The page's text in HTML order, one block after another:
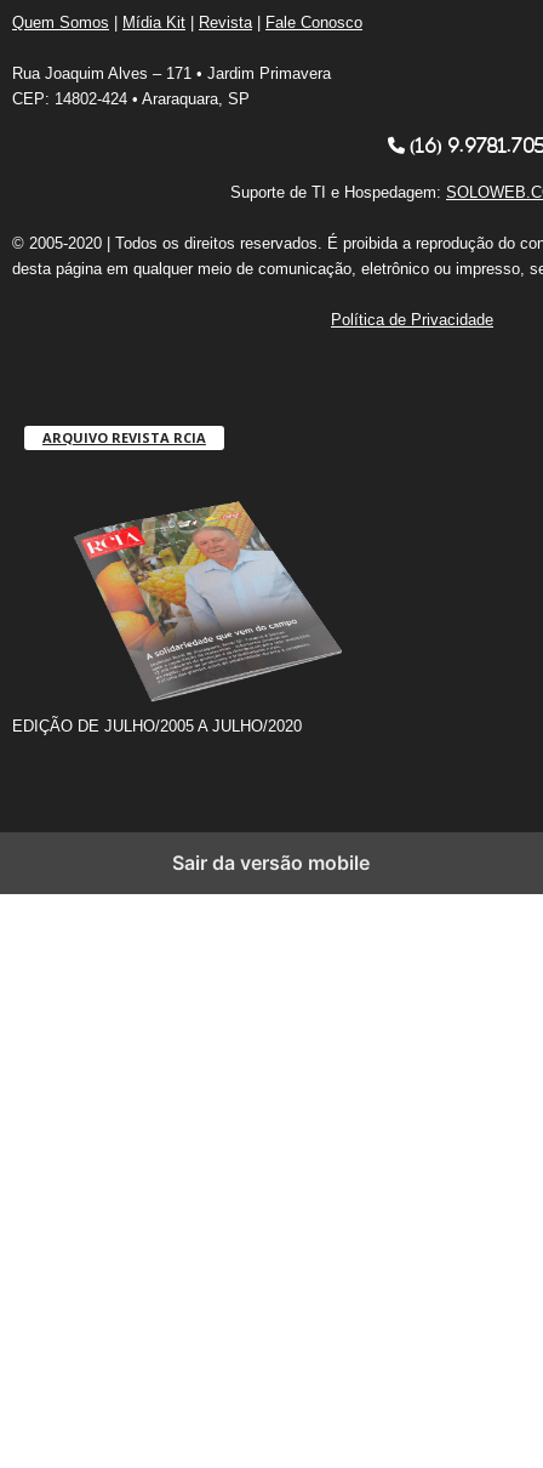
Quem Somos | Mídia Kit | Revista | Fale Conosco
Rua Joaquim Alves – 171 • Jardim Primavera
CEP: 14802-424 • Araraquara, SP
(16)
Suporte de TI e Hospedagem:
© 2005-2020 | Todos os direitos reservados. É proibida a reprodução do
desta página em qualquer meio de comunicação, eletrônico ou impresso,
Política de Privacidade
ARQUIVO REVISTA RCIA
EDIÇÃO DE JULHO/2005 A JULHO/2020
Sair da versão mobile